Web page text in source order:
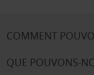
COMMENT
QUE POUVONS-